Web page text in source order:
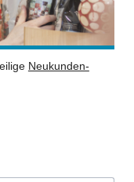
Neukunden-